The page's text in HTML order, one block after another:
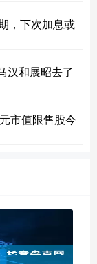
，下次加息或
汉和展昭去了
市值限售股今